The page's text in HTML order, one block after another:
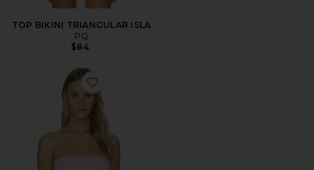
TOP BIKINI TRIANGULAR ISLA
PQ
$84
Favorite TOP BIKINI BANDA STELLA